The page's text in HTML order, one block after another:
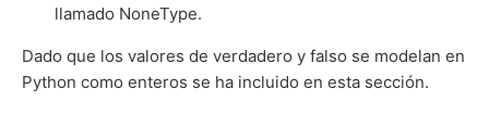
llamado NoneType.
Dado que los valores de verdadero y falso se modelan en
Python como enteros se ha incluido en esta sección.